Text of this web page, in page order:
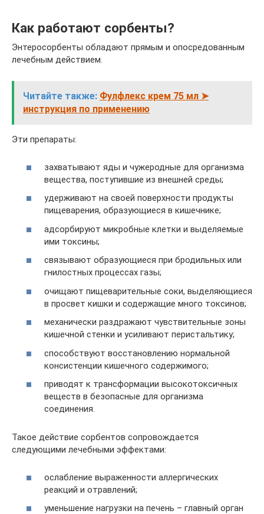
Как работают сорбенты?
Энтеросорбенты обладают прямым и опосредованным
лечебным действием.
Читайте также: Фулфлекс крем 75 мл ➤
инструкция по применению
Эти препараты:
захватывают яды и чужеродные для организма
вещества, поступившие из внешней среды;
удерживают на своей поверхности продукты
пищеварения, образующиеся в кишечнике;
адсорбируют микробные клетки и выделяемые
ими токсины;
связывают образующиеся при бродильных или
гнилостных процессах газы;
очищают пищеварительные соки, выделяющиеся
в просвет кишки и содержащие много токсинов;
механически раздражают чувствительные зоны
кишечной стенки и усиливают перистальтику;
способствуют восстановлению нормальной
консистенции кишечного содержимого;
приводят к трансформации высокотоксичных
веществ в безопасные для организма
соединения.
Такое действие сорбентов сопровождается
следующими лечебными эффектами:
ослабление выраженности аллергических
реакций и отравлений;
уменьшение нагрузки на печень – главный орган